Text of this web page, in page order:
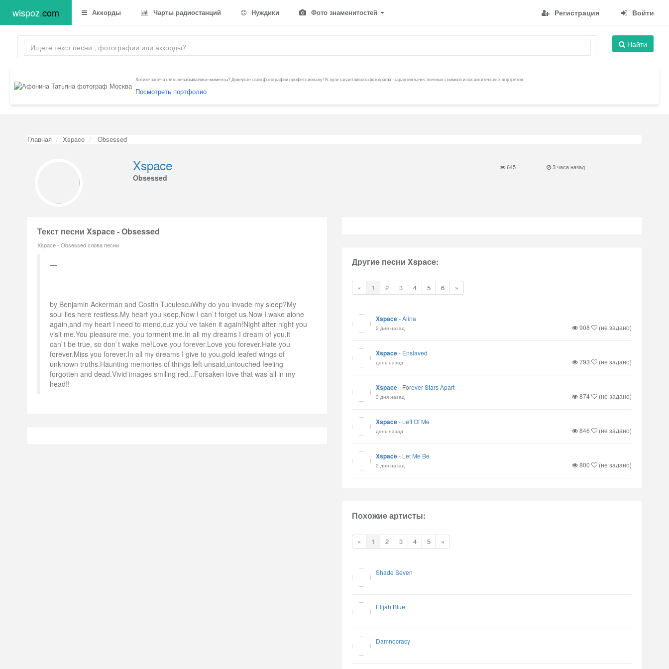
wispoz.com Аккорды Чарты радиостанций Нуждики Фото знаменитостей Регистрация Войти
Найти
Хотите запечатлеть незабываемые моменты? Доверьте свои фотографии профессионалу! Услуги талантливого фотографа - гарантия качественных снимков и восхитительных портретов.
Посмотреть портфолио
Главная Xspace Obsessed
Xspace
Obsessed
645 3 часа назад
Текст песни Xspace - Obsessed
Xspace - Obsessed слова песни
by Benjamin Ackerman and Costin TuculescuWhy do you invade my sleep?My
soul lies here restless.My heart you keep,Now I can`t forget us.Now I wake alone
again,and my heart I need to mend,cuz you`ve taken it again!Night after night you
visit me.You pleasure me, you torment me.In all my dreams I dream of you,it
can`t be true, so don`t wake me!Love you forever.Love you forever.Hate you
forever.Miss you forever.In all my dreams I give to you,gold leafed wings of
unknown truths.Haunting memories of things left unsaid,untouched feeling
forgotten and dead.Vivid images smiling red...Forsaken love that was all in my
head!!
Другие песни Xspace:
« 1 2 3 4 5 6 »
Xspace-Alina
2 дня назад 908 (не задано)
Xspace- Enslaved
день назад 793 (не задано)
Xspace- Forever Stars Apart
3 дня назад 874 (не задано)
Xspace- Left Of Me
день назад 846 (не задано)
Xspace- Let Me Be
2 дня назад 800 (не задано)
Похожие артисты:
« 1 2 3 4 5 »
Shade Seven
Elijah Blue
Damnocracy